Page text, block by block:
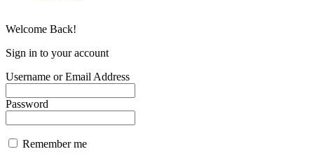
Welcome Back!
Sign in to your account
Username or Email Address
Password
Remember me